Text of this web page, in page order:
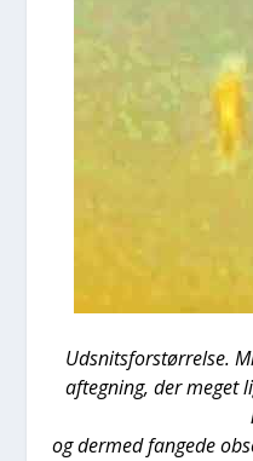
Udsnits­for­stør­rel­se.
afteg­ning, der meget
og der­med fan­ge­de